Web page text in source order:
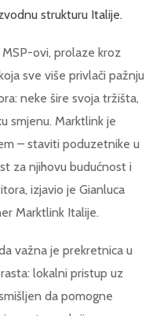
strukturu Italije.
ovi, prolaze kroz
sve više privlači pažnju
neke šire svoja tržišta,
smjenu. Marktlink je
– staviti poduzetnike u
za njihovu budućnost i
izjavio je Gianluca
Marktlink Italije.
važna je prekretnica u
lokalni pristup uz
da pomogne